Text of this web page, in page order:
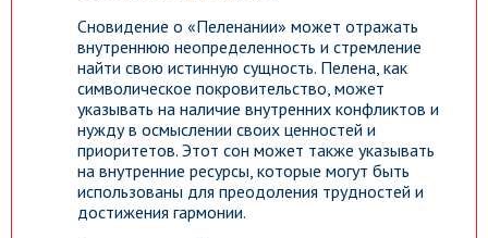
Сновидение о «Пеленании» может отражать
внутреннюю неопределенность и стремление
найти свою истинную сущность. Пелена, как
символическое покровительство, может
указывать на наличие внутренних конфликтов и
нужду в осмыслении своих ценностей и
приоритетов. Этот сон может также указывать
на внутренние ресурсы, которые могут быть
использованы для преодоления трудностей и
достижения гармонии.